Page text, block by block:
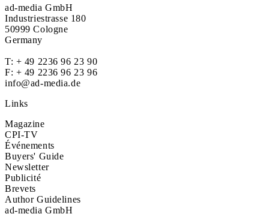
ad-media GmbH
Industriestrasse 180
50999 Cologne
Germany
T: + 49 2236 96 23 90
F: + 49 2236 96 23 96
info@ad-media.de
Links
Magazine
CPI-TV
Événements
Buyers' Guide
Newsletter
Publicité
Brevets
Author Guidelines
ad-media GmbH